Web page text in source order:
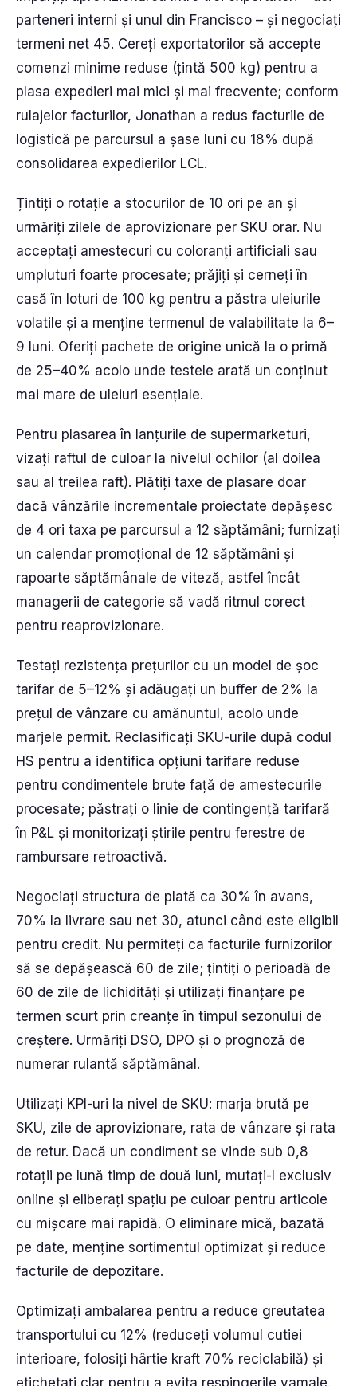
parteneri interni și unul din Francisco – și negociați
termeni net 45. Cereți exportatorilor să accepte
comenzi minime reduse (țintă 500 kg) pentru a
plasa expedieri mai mici și mai frecvente; conform
rulajelor facturilor, Jonathan a redus facturile de
logistică pe parcursul a șase luni cu 18% după
consolidarea expedierilor LCL.
Țintiți o rotație a stocurilor de 10 ori pe an și
urmăriți zilele de aprovizionare per SKU orar. Nu
acceptați amestecuri cu coloranți artificiali sau
umpluturi foarte procesate; prăjiți și cerneți în
casă în loturi de 100 kg pentru a păstra uleiurile
volatile și a menține termenul de valabilitate la 6–
9 luni. Oferiți pachete de origine unică la o primă
de 25–40% acolo unde testele arată un conținut
mai mare de uleiuri esențiale.
Pentru plasarea în lanțurile de supermarketuri,
vizați raftul de culoar la nivelul ochilor (al doilea
sau al treilea raft). Plătiți taxe de plasare doar
dacă vânzările incrementale proiectate depășesc
de 4 ori taxa pe parcursul a 12 săptămâni; furnizați
un calendar promoțional de 12 săptămâni și
rapoarte săptămânale de viteză, astfel încât
managerii de categorie să vadă ritmul corect
pentru reaprovizionare.
Testați rezistența prețurilor cu un model de șoc
tarifar de 5–12% și adăugați un buffer de 2% la
prețul de vânzare cu amănuntul, acolo unde
marjele permit. Reclasificați SKU-urile după codul
HS pentru a identifica opțiuni tarifare reduse
pentru condimentele brute față de amestecurile
procesate; păstrați o linie de contingență tarifară
în P&L și monitorizați știrile pentru ferestre de
rambursare retroactivă.
Negociați structura de plată ca 30% în avans,
70% la livrare sau net 30, atunci când este eligibil
pentru credit. Nu permiteți ca facturile furnizorilor
să se depășească 60 de zile; țintiți o perioadă de
60 de zile de lichidități și utilizați finanțare pe
termen scurt prin creanțe în timpul sezonului de
creștere. Urmăriți DSO, DPO și o prognoză de
numerar rulantă săptămânal.
Utilizați KPI-uri la nivel de SKU: marja brută pe
SKU, zile de aprovizionare, rata de vânzare și rata
de retur. Dacă un condiment se vinde sub 0,8
rotații pe lună timp de două luni, mutați-l exclusiv
online și eliberați spațiu pe culoar pentru articole
cu mișcare mai rapidă. O eliminare mică, bazată
pe date, menține sortimentul optimizat și reduce
facturile de depozitare.
Optimizați ambalarea pentru a reduce greutatea
transportului cu 12% (reduceți volumul cutiei
interioare, folosiți hârtie kraft 70% reciclabilă) și
etichetați clar pentru a evita respingerile vamale.